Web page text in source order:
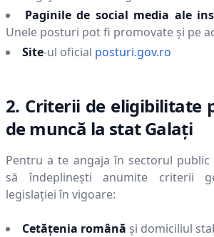
Paginile de social media ale
Unele posturi pot fi promovate și pe
Site-ul oficial posturi.gov.ro
2. Criterii de eligibilitate
de muncă la statGalaţi
Pentru a te angaja în sectorul public
să îndeplinești anumite criterii
legislației în vigoare:
Cetățenia română și domiciliul